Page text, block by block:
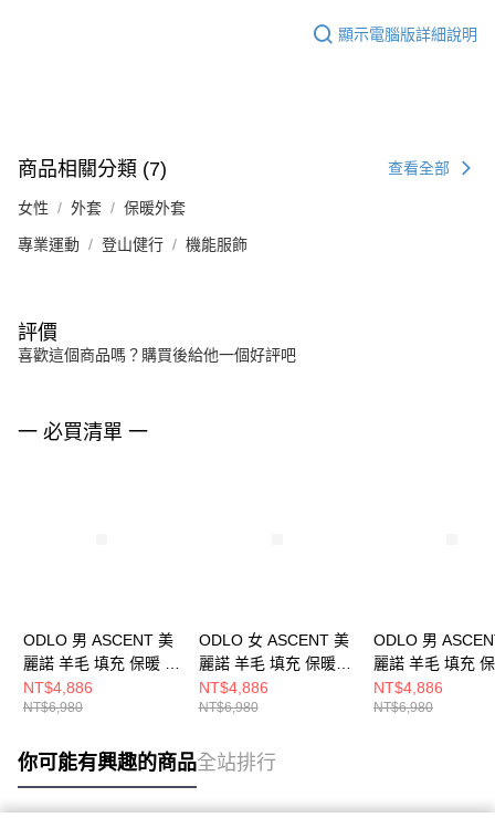
顯示電腦版詳細說明
商品相關分類 (7) 查看全部
女性 外套 保暖外套
專業運動 登山健行 機能服飾
評價
喜歡這個商品嗎？購買後給他一個好評吧
一 必買清單 一
ODLO 男 ASCENT 美
麗諾 羊毛 填充 保暖 背
心 黑
NT$4,886
NT$6,980
ODLO 女 ASCENT 美
麗諾 羊毛 填充 保暖背
心 軟糖棕
NT$4,886
NT$6,980
ODLO 男
麗諾 羊毛 填充
心 軟糖棕
NT$4,886
NT$6,980
你可能有興趣的商品全站排行